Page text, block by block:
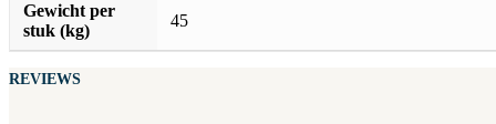
Gewicht per
stuk (kg)
45
REVIEWS